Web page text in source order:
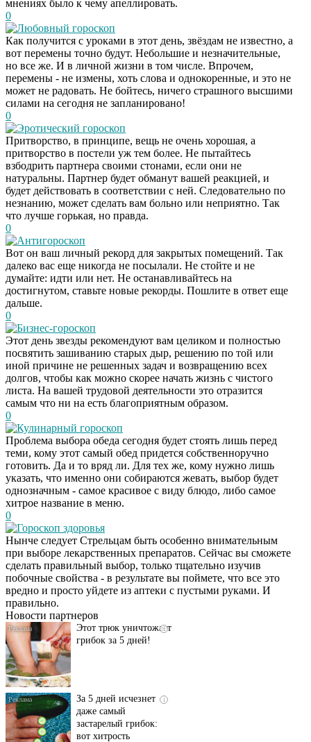
мнениях было к чему апеллировать.
0
Любовный гороскоп
Как получится с уроками в этот день, звёздам не известно, а
вот перемены точно будут. Небольшие и незначительные,
но все же. И в личной жизни в том числе. Впрочем,
перемены - не измены, хоть слова и однокоренные, и это не
может не радовать. Не бойтесь, ничего страшного высшими
силами на сегодня не запланировано!
0
Эротический гороскоп
Притворство, в принципе, вещь не очень хорошая, а
притворство в постели уж тем более. Не пытайтесь
взбодрить партнера своими стонами, если они не
натуральны. Партнер будет обманут вашей реакцией, и
будет действовать в соответствии с ней. Следовательно по
незнанию, может сделать вам больно или неприятно. Так
что лучше горькая, но правда.
0
Антигороскоп
Вот он ваш личный рекорд для закрытых помещений. Так
далеко вас еще никогда не посылали. Не стойте и не
думайте: идти или нет. Не останавливайтесь на
достигнутом, ставьте новые рекорды. Пошлите в ответ еще
дальше.
0
Бизнес-гороскоп
Этот день звезды рекомендуют вам целиком и полностью
посвятить зашиванию старых дыр, решению по той или
иной причине не решенных задач и возвращению всех
долгов, чтобы как можно скорее начать жизнь с чистого
листа. На вашей трудовой деятельности это отразится
самым что ни на есть благоприятным образом.
0
Кулинарный гороскоп
Проблема выбора обеда сегодня будет стоять лишь перед
теми, кому этот самый обед придется собственноручно
готовить. Да и то вряд ли. Для тех же, кому нужно лишь
указать, что именно они собираются жевать, выбор будет
однозначным - самое красивое с виду блюдо, либо самое
хитрое название в меню.
0
Гороскоп здоровья
Нынче следует Стрельцам быть особенно внимательным
при выборе лекарственных препаратов. Сейчас вы сможете
сделать правильный выбор, только тщательно изучив
побочные свойства - в результате вы поймете, что все это
вредно и просто уйдете из аптеки с пустыми руками. И
правильно.
Новости партнеров
i
Даже самый
запущенный грибок
исчезнет с корнем,
если перед сном…
i
Этот трюк уничтожает
грибок за 5 дней!
i
За 5 дней исчезнет
даже самый
застарелый грибок:
вот хитрость